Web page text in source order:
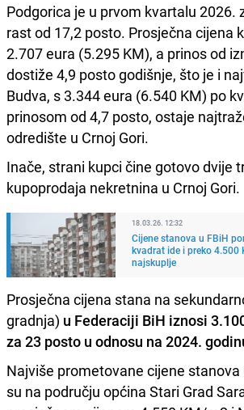
Podgorica je u prvom kvartalu 2026.
rast od 17,2 posto. Prosječna cijena
2.707 eura (5.295 KM), a prinos od
dostiže 4,9 posto godišnje, što je i
Budva, s 3.344 eura (6.540 KM) po
prinosom od 4,7 posto, ostaje
odredište u Crnoj Gori.
Inače, strani kupci čine gotovo dvije
kupoprodaja nekretnina u Crnoj Gori.
18.03.26. 12:32
Cijene stanova u FBiH
kvadrat ide i preko 4.500
najskuplje
Prosječna cijena stana na
gradnja) u Federaciji BiH iznosi
za 23 posto u odnosu na 2024.
Najviše prometovane cijene stanova
su na području općina Stari Grad